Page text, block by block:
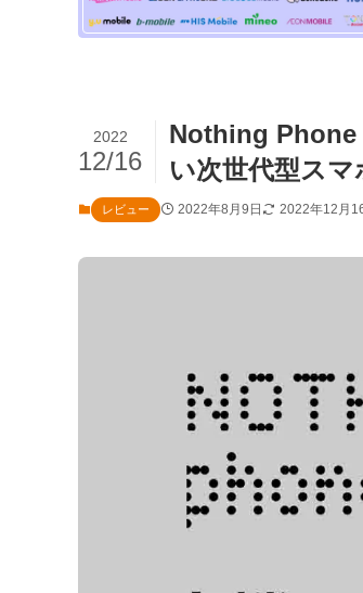
Nothing Phone
い次世代型スマ
2022
12/16
レビュー 2022年8月9日 2022年12月